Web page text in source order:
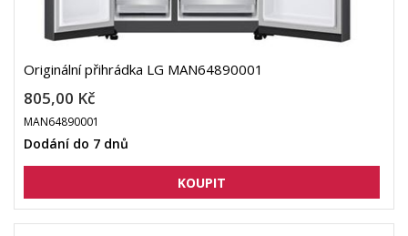
Originální přihrádka LG MAN64890001
805,00 Kč
MAN64890001
Dodání do 7 dnů